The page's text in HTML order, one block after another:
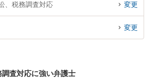
、税務調査対応 変更
変更
査対応に強い弁護士